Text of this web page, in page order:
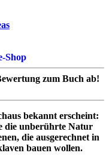
zum Buch ab!
bekannt erscheint:
die unberührte Natur
die ausgerechnet in
bauen wollen.